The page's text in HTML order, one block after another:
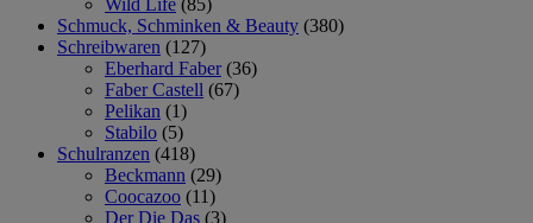
Wild Life (85)
Schmuck, Schminken & Beauty (380)
Schreibwaren (127)
Eberhard Faber (36)
Faber Castell (67)
Pelikan (1)
Stabilo (5)
Schulranzen (418)
Beckmann (29)
Coocazoo (11)
Der Die Das (3)